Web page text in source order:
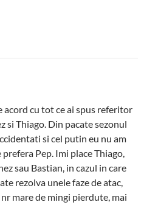
acord cu tot ce ai spus referitor
si Thiago. Din pacate sezonul
si cel putin eu nu am
Pep. Imi place Thiago,
sau Bastian, in cazul in care
rezolva unele faze de atac,
mare de mingi pierdute, mai